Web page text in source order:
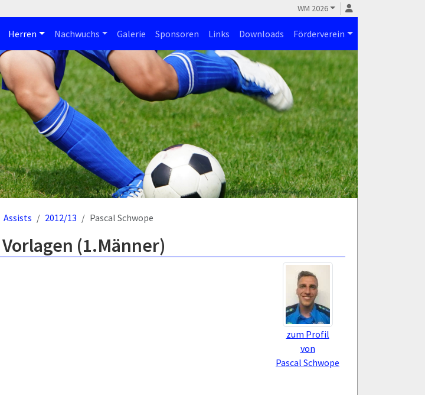
WM 2026
Herren Nachwuchs Galerie Sponsoren Links Downloads Förderverein
Assists 2012/13 Pascal Schwope
(1.Männer)
zum Profil
von
Pascal Schwope